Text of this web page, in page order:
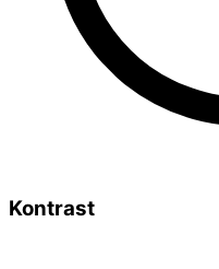
Kontrast